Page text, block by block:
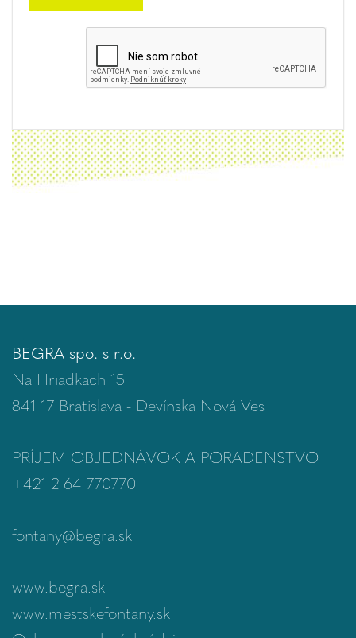
BEGRA spo. s r.o.
Na Hriadkach 15
841 17 Bratislava - Devínska Nová Ves
PRÍJEM OBJEDNÁVOK A PORADENSTVO
+421 2 64 770770
fontany@begra.sk
www.begra.sk
www.mestskefontany.sk